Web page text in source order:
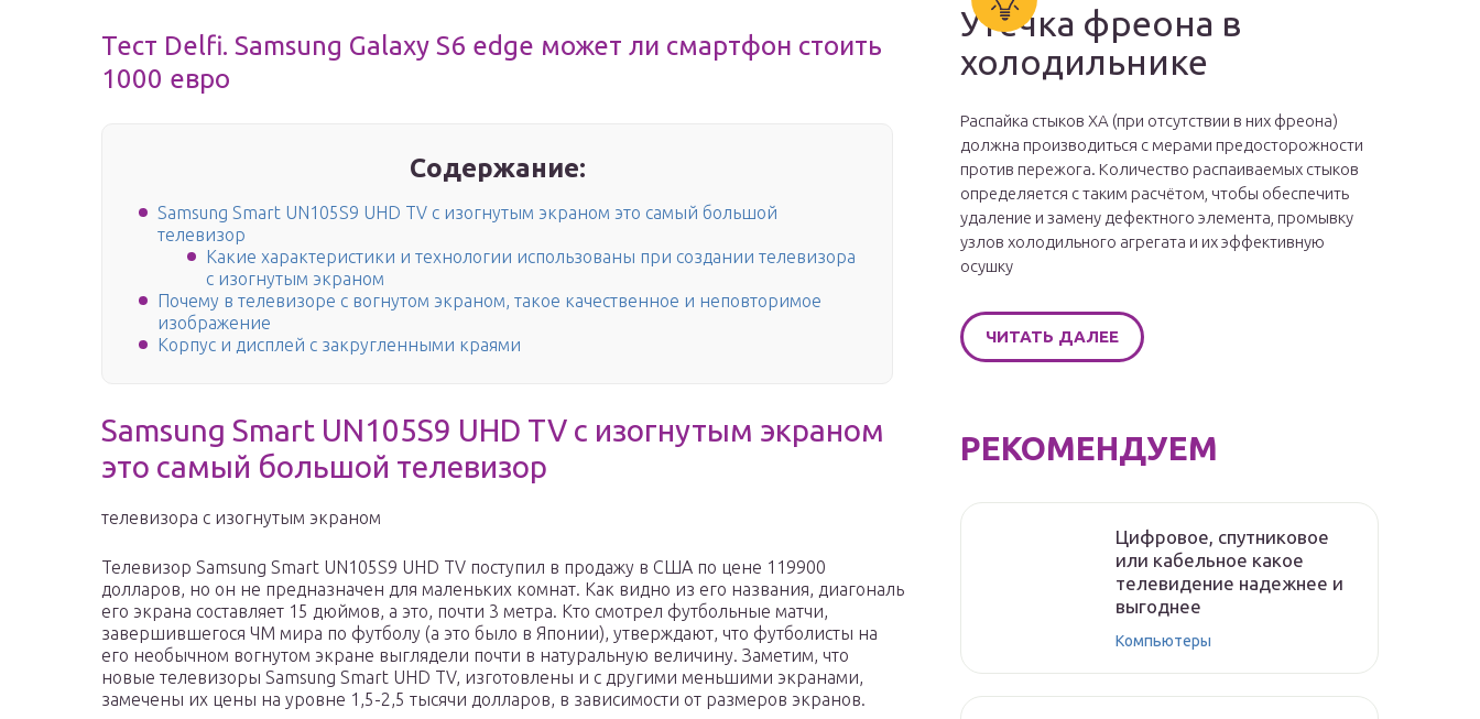
Тест Delfi. Samsung Galaxy S6 edge может ли смартфон стоить
1000 евро
Содержание:
Samsung Smart UN105S9 UHD TV с изогнутым экраном это самый большой
телевизор
Какие характеристики и технологии использованы при создании телевизора
с изогнутым экраном
Почему в телевизоре с вогнутом экраном, такое качественное и неповторимое
изображение
Корпус и дисплей с закругленными краями
Samsung Smart UN105S9 UHD TV с изогнутым экраном
это самый большой телевизор
телевизора с изогнутым экраном
Телевизор Samsung Smart UN105S9 UHD TV поступил в продажу в США по цене 119900
долларов, но он не предназначен для маленьких комнат. Как видно из его названия, диагональ
его экрана составляет 15 дюймов, а это, почти 3 метра. Кто смотрел футбольные матчи,
завершившегося ЧМ мира по футболу (а это было в Японии), утверждают, что футболисты на
его необычном вогнутом экране выглядели почти в натуральную величину. Заметим, что
новые телевизоры Samsung Smart UHD TV, изготовлены и с другими меньшими экранами,
замечены их цены на уровне 1,5-2,5 тысячи долларов, в зависимости от размеров экранов.
Утечка фреона в
холодильнике
Распайка стыков ХА (при отсутствии в них фреона)
должна производиться с мерами предосторожности
против пережога. Количество распаиваемых стыков
определяется с таким расчётом, чтобы обеспечить
удаление и замену дефектного элемента, промывку
узлов холодильного агрегата и их эффективную
осушку
ЧИТАТЬ ДАЛЕЕ
РЕКОМЕНДУЕМ
Цифровое, спутниковое
или кабельное какое
телевидение надежнее и
выгоднее
Компьютеры